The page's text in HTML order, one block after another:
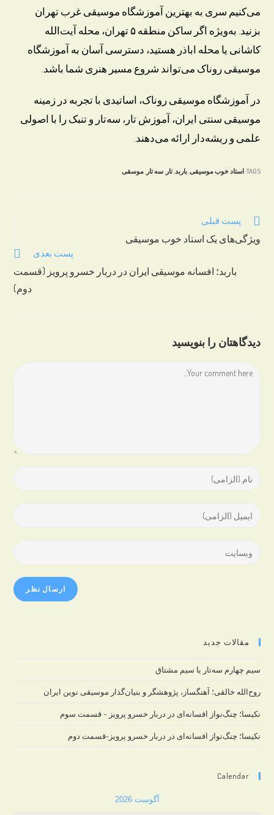
می‌کنیم سری به بهترین آموزشگاه موسیقی غرب تهران
بزنید. به‌ویژه اگر ساکن منطقه ۵ تهران، محله آیت‌الله
کاشانی یا محله اباذر هستید، دسترسی آسان به آموزشگاه
موسیقی روناک می‌تواند شروع مسیر هنری شما باشد.
در آموزشگاه موسیقی روناک، اساتیدی با تجربه در زمینه
موسیقی سنتی ایران، آموزش تار، سه‌تار و تنبک را با اصولی
علمی و ریشه‌دار ارائه می‌دهند.
TAGS: استاد خوب موسیقی,باربد,تار,سه تار,موسقی
Read
more
articles
پست قبلی
ویژگی‌های یک استاد خوب موسیقی
پست بعدی
باربد؛ افسانه موسیقی ایران در دربار خسرو پرویز (قسمت
دوم)
دیدگاهتان را بنویسید
Comment
Enter
Enter
address
مقالات جدید
سیم چهارم سه‌تار یا سیم مشتاق
روح‌الله خالقی؛ آهنگساز، پژوهشگر و بنیان‌گذار موسیقی نوین ایران
نکیسا؛ چنگ‌نواز افسانه‌ای در دربار خسرو پرویز – قسمت سوم
نکیسا؛ چنگ‌نواز افسانه‌ای در دربار خسرو پرویز-قسمت دوم
Calendar
آگوست 2026